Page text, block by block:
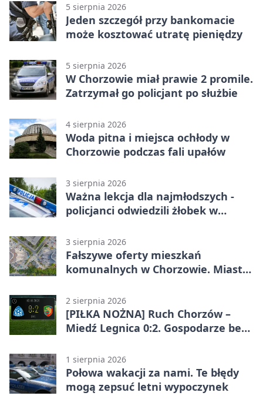
5 sierpnia 2026
Jeden szczegół przy bankomacie
może kosztować utratę pieniędzy
5 sierpnia 2026
W Chorzowie miał prawie 2 promile.
Zatrzymał go policjant po służbie
4 sierpnia 2026
Woda pitna i miejsca ochłody w
Chorzowie podczas fali upałów
3 sierpnia 2026
Ważna lekcja dla najmłodszych -
policjanci odwiedzili żłobek w
3 sierpnia 2026
Fałszywe oferty mieszkań
komunalnych w Chorzowie. Miasto
2 sierpnia 2026
[PIŁKA NOŻNA] Ruch Chorzów –
Miedź Legnica 0:2. Gospodarze bez
1 sierpnia 2026
Połowa wakacji za nami. Te błędy
mogą zepsuć letni wypoczynek